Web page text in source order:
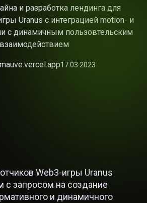
и разработка лендинга для
Uranus с интеграцией motion- и
с динамичным пользовтельским
взаимодействием
17.03.2023
Web3-игры Uranus
с запросом на создание
и динамичного